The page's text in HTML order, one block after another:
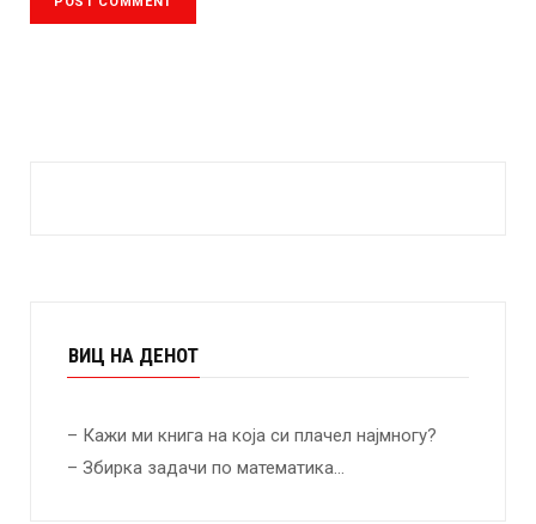
ВИЦ НА ДЕНОТ
– Кажи ми книга на која си плачел најмногу?
– Збирка задачи по математика…